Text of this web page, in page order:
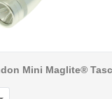
Mini Maglite®